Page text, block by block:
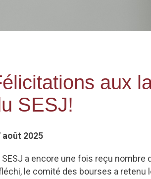
aux
SESJ!
août 2025
SESJ a encore une fois reçu nombre
le comité des bourses a retenu